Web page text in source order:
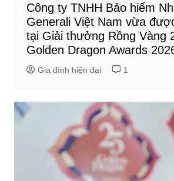
Công ty TNHH Bảo hiểm
Generali Việt Nam vừa
tại Giải thưởng Rồng Vàng
Golden Dragon Awards
Gia đình hiện đại 1